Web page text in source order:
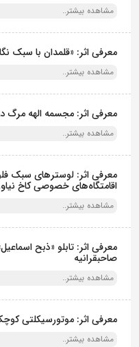
مشاهده بیشتر..
معرفی اثر: «قلمدان با سبک
مشاهده بیشتر..
معرفی اثر: مجسمه الهه مرگ
مشاهده بیشتر..
معرفی اثر: لوسترهای سبک
اقامتگاه‌های خصوصی کاخ
مشاهده بیشتر..
معرفی اثر: تابلو «ذبح
صاحبقرانیه
مشاهده بیشتر..
معرفی اثر: موتورسیکلتی
مشاهده بیشتر..